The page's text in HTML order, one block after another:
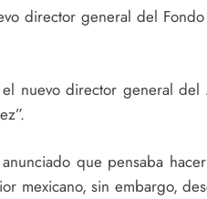
director general del
nuevo director general
que pensaba
mexicano, sin embargo,